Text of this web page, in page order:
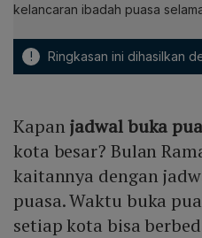
kelancaran ibadah puasa
! Ringkasan ini dihasilkan
Kapan jadwal buka
kota besar? Bulan
kaitannya dengan
puasa. Waktu buka
setiap kota bisa